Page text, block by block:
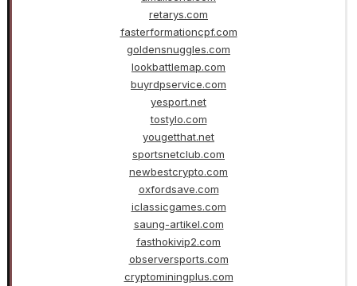
retarys.com
fasterformationcpf.com
goldensnuggles.com
lookbattlemap.com
buyrdpservice.com
yesport.net
tostylo.com
yougetthat.net
sportsnetclub.com
newbestcrypto.com
oxfordsave.com
iclassicgames.com
saung-artikel.com
fasthokivip2.com
observersports.com
cryptominingplus.com